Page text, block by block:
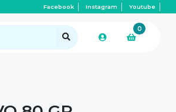
Facebook Instagram Youtube
0